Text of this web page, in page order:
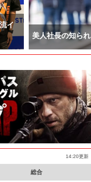
イ
美人社長の知ら
14:20更新
総合